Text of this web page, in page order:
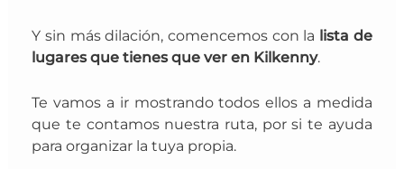
Y sin más dilación, comencemos con la lista de
lugares que tienes que ver en Kilkenny.
Te vamos a ir mostrando todos ellos a medida
que te contamos nuestra ruta, por si te ayuda
para organizar la tuya propia.